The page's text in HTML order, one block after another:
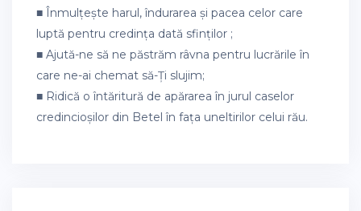
■ Înmulțește harul, îndurarea și pacea celor care
luptă pentru credința dată sfinților ;
■ Ajută-ne să ne păstrăm râvna pentru lucrările în
care ne-ai chemat să-Ți slujim;
■ Ridică o întăritură de apărarea în jurul caselor
credincioșilor din Betel în fața uneltirilor celui rău.